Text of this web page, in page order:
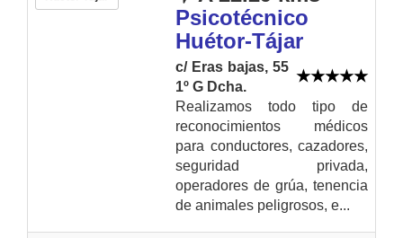
Psicotécnico
Huétor-Tájar
c/ Eras bajas, 55
1º G Dcha.
Realizamos todo tipo de
reconocimientos médicos
para conductores, cazadores,
seguridad privada,
operadores de grúa, tenencia
de animales peligrosos, e...